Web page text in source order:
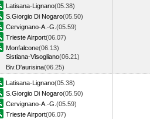
Latisana-Lignano(05.38)
S.Giorgio Di Nogaro(05.50)
Cervignano-A.-G. (05.59)
Trieste Airport(06.07)
Monfalcone(06.13)
Sistiana-Visogliano(06.21)
Biv.D'aurisina(06.25)
Latisana-Lignano(05.38)
S.Giorgio Di Nogaro(05.50)
Cervignano-A.-G. (05.59)
Trieste Airport(06.07)